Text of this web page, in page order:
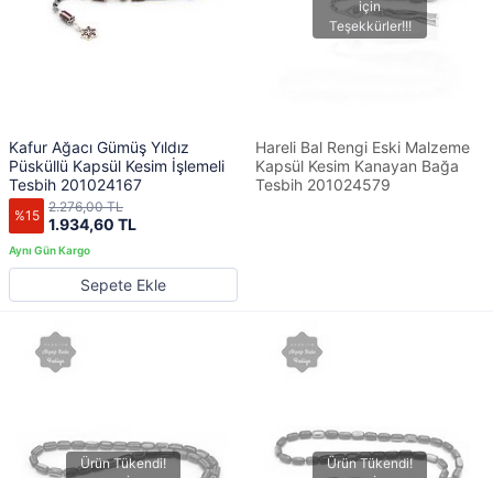
Kafur Ağacı Gümüş Yıldız
Püsküllü Kapsül Kesim İşlemeli
Tesbih 201024167
%15 1.934,60 TL
2.276,00 TL
Sepete Ekle
Hareli Bal Rengi Eski Malzeme
Kapsül Kesim Kanayan Bağa
Tesbih 201024579